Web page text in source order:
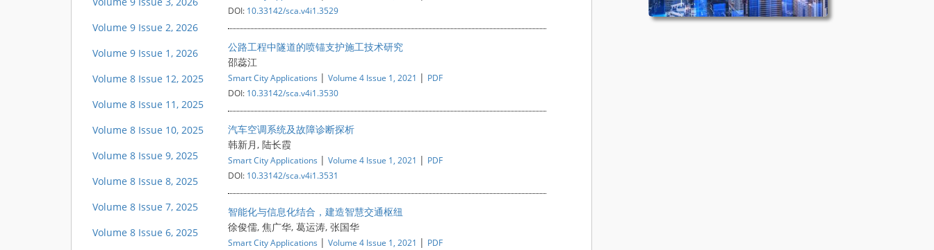
Volume 9 Issue 2, 2026
Volume 9 Issue 1, 2026
Volume 8 Issue 12, 2025
Volume 8 Issue 11, 2025
Volume 8 Issue 10, 2025
Volume 8 Issue 9, 2025
Volume 8 Issue 8, 2025
Volume 8 Issue 7, 2025
Volume 8 Issue 6, 2025
DOI: 10.33142/sca.v4i1.3529
公路工程中隧道的喷锚支护施工技术研究
邵蕊江
Smart City Applications | Volume 4 Issue 1, 2021 | PDF
DOI: 10.33142/sca.v4i1.3530
汽车空调系统及故障诊断探析
韩新月, 陆长霞
Smart City Applications | Volume 4 Issue 1, 2021 | PDF
DOI: 10.33142/sca.v4i1.3531
智能化与信息化结合，建造智慧交通枢纽
徐俊儒, 焦广华, 葛运涛, 张国华
Smart City Applications | Volume 4 Issue 1, 2021 | PDF